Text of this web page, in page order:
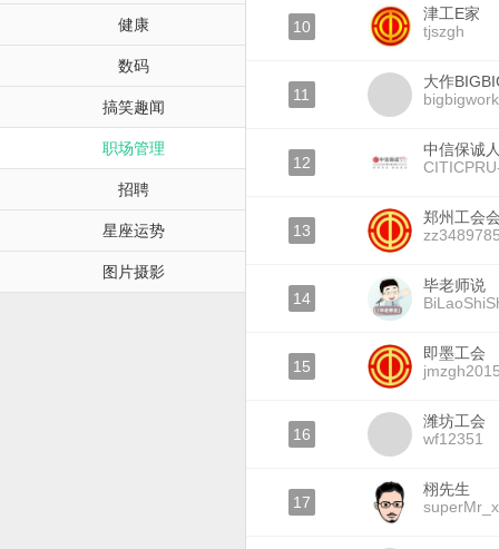
健康
数码
搞笑趣闻
职场管理
招聘
星座运势
图片摄影
10
津工E家
tjszgh
11
大作
12
中信保诚
13
郑州工会
14
毕老师说
15
即墨工会
16
潍坊工会
wf12351
17
栩先生